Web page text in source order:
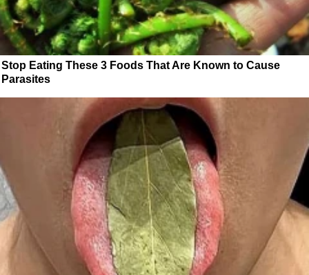
Stop Eating These 3 Foods That Are Known to Cause
Parasites